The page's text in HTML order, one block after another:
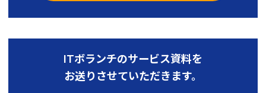
ITボランチのサービス資料を
お送りさせていただきます。